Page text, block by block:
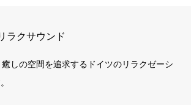
ラクサウンド
しの空間を追求するドイツのリラクゼーシ